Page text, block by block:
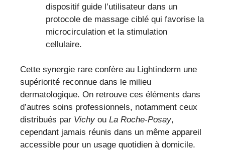
dispositif guide l’utilisateur dans un
protocole de massage ciblé qui favorise la
microcirculation et la stimulation
cellulaire.
Cette synergie rare confère au Lightinderm une
supériorité reconnue dans le milieu
dermatologique. On retrouve ces éléments dans
d’autres soins professionnels, notamment ceux
distribués par Vichyou La Roche-Posay,
cependant jamais réunis dans un même appareil
accessible pour un usage quotidien à domicile.